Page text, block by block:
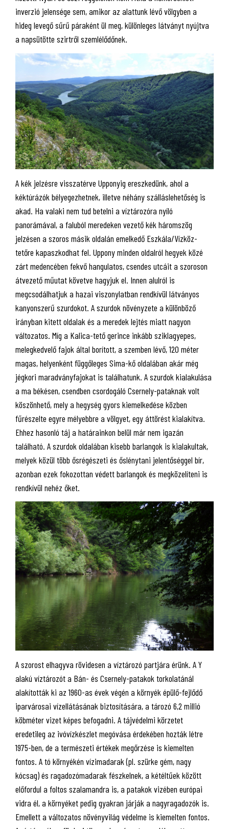
inverzió jelensége sem, amikor az alattunk lévő völgyben a
hideg levegő sűrű páraként ül meg, különleges látványt nyújtva
a napsütötte szirtről szemlélődőnek.
A kék jelzésre visszatérve Upponyig ereszkedünk, ahol a
kéktúrázók bélyegezhetnek, illetve néhány szálláslehetőség is
akad. Ha valaki nem tud betelni a víztározóra nyíló
panorámával, a faluból meredeken vezető kék háromszög
jelzésen a szoros másik oldalán emelkedő Eszkála/Vízköz-
tetőre kapaszkodhat fel. Uppony minden oldalról hegyek közé
zárt medencében fekvő hangulatos, csendes utcáit a szoroson
átvezető műutat követve hagyjuk el. Innen alulról is
megcsodálhatjuk a hazai viszonylatban rendkívül látványos
kanyonszerű szurdokot. A szurdok növényzete a különböző
irányban kitett oldalak és a meredek lejtés miatt nagyon
változatos. Míg a Kalica-tető gerince inkább sziklagyepes,
melegkedvelő fajok által borított, a szemben lévő, 120 méter
magas, helyenként függőleges Sima-kő oldalában akár még
jégkori maradványfajokat is találhatunk. A szurdok kialakulása
a ma békésen, csendben csordogáló Csernely-pataknak volt
köszönhető, mely a hegység gyors kiemelkedése közben
fűrészelte egyre mélyebbre a völgyet, egy áttörést kialakítva.
Ehhez hasonló táj a határainkon belül már nem igazán
található. A szurdok oldalában kisebb barlangok is kialakultak,
melyek közül több ősrégészeti és őslénytani jelentőséggel bír,
azonban ezek fokozottan védett barlangok és megközelíteni is
rendkívül nehéz őket.
A szorost elhagyva rövidesen a víztározó partjára érünk. A Y
alakú víztározót a Bán- és Csernely-patakok torkolatánál
alakították ki az 1960-as évek végén a környék épülő-fejlődő
iparvárosai vízellátásának biztosítására, a tározó 6,2 millió
köbméter vizet képes befogadni. A tájvédelmi körzetet
eredetileg az ivóvízkészlet megóvása érdekében hozták létre
1975-ben, de a természeti értékek megőrzése is kiemelten
fontos. A tó környékén vízimadarak (pl. szürke gém, nagy
kócsag) és ragadozómadarak fészkelnek, a kétéltűek között
előfordul a foltos szalamandra is, a patakok vizében európai
vidra él, a környéket pedig gyakran járják a nagyragadozók is.
Emellett a változatos növényvilág védelme is kiemelten fontos.